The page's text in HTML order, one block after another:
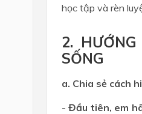
học tập và rèn
2.
SỐNG
a. Chia sẻ cách
- Đầu tiên, em